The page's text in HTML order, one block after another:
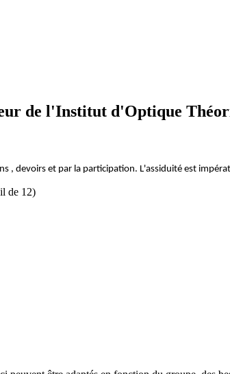
de l'Institut d'Optique
, devoirs et par la participation. L'assiduité est
de 12)